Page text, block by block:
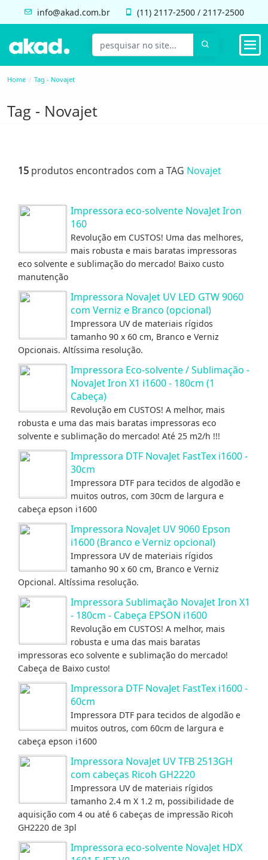
info@akad.com.br (11) 2117-2500 / 2117-2500
Home Tag - Novajet
Tag - Novajet
15 produtos encontrados com a TAG Novajet
Impressora eco-solvente NovaJet Iron
160
Revolução em CUSTOS! Uma das melhores,
mais robusta e mais baratas impressoras
eco solvente e sublimação do mercado! Baixo custo
manutenção
Impressora NovaJet UV LED GTW 9060
com Verniz e Branco (opcional)
Impressora UV de materiais rígidos
tamanho 90 x 60 cm, Branco e Verniz
Opcionais. Altíssima resolução.
Impressora Eco-solvente / Sublimação -
NovaJet Iron X1 i1600 - 180cm (1
Cabeça)
Revolução em CUSTOS! A melhor, mais
robusta e uma das mais baratas impressoras eco
solvente e sublimação do mercado! Até 25 m2/h !!!
Impressora DTF NovaJet FastTex i1600 -
30cm
Impressora DTF para tecidos de algodão e
muitos outros, com 30cm de largura e
cabeça epson i1600
Impressora NovaJet UV 9060 Epson
i1600 (Branco e Verniz opcional)
Impressora UV de materiais rígidos
tamanho 90 x 60 cm, Branco e Verniz
Opcional. Altíssima resolução.
Impressora Sublimação NovaJet Iron X1
- 180cm - Cabeça EPSON i1600
Revolução em CUSTOS! A melhor, mais
robusta e uma das mais baratas
impressoras eco solvente e sublimação do mercado!
Cabeça de Baixo custo!
Impressora DTF NovaJet FastTex i1600 -
60cm
Impressora DTF para tecidos de algodão e
muitos outros, com 60cm de largura e
cabeça epson i1600
Impressora NovaJet UV TFB 2513GH
com cabeças Ricoh GH2220
Impressora UV de materiais rígidos
tamanho 2.4 m X 1.2 m, possibilidade de
aquisição com 4 ou até 6 cabeças de impressão Ricoh
GH2220 de 3pl
Impressora eco-solvente NovaJet HDX